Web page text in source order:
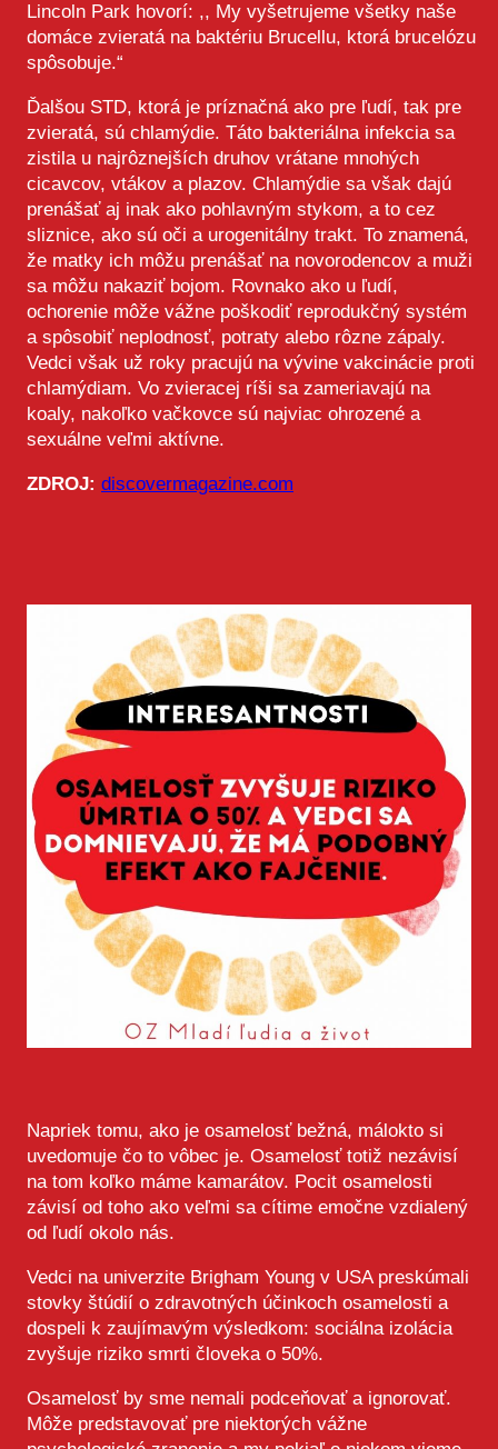
Lincoln Park hovorí: ,, My vyšetrujeme všetky naše
domáce zvieratá na baktériu Brucellu, ktorá brucelózu
spôsobuje.“
Ďalšou STD, ktorá je príznačná ako pre ľudí, tak pre
zvieratá, sú chlamýdie. Táto bakteriálna infekcia sa
zistila u najrôznejších druhov vrátane mnohých
cicavcov, vtákov a plazov. Chlamýdie sa však dajú
prenášať aj inak ako pohlavným stykom, a to cez
sliznice, ako sú oči a urogenitálny trakt. To znamená,
že matky ich môžu prenášať na novorodencov a muži
sa môžu nakaziť bojom. Rovnako ako u ľudí,
ochorenie môže vážne poškodiť reprodukčný systém
a spôsobiť neplodnosť, potraty alebo rôzne zápaly.
Vedci však už roky pracujú na vývine vakcinácie proti
chlamýdiam. Vo zvieracej ríši sa zameriavajú na
koaly, nakoľko vačkovce sú najviac ohrozené a
sexuálne veľmi aktívne.
ZDROJ: discovermagazine.com
Napriek tomu, ako je osamelosť bežná, málokto si
uvedomuje čo to vôbec je. Osamelosť totiž nezávisí
na tom koľko máme kamarátov. Pocit osamelosti
závisí od toho ako veľmi sa cítime emočne vzdialený
od ľudí okolo nás.
Vedci na univerzite Brigham Young v USA preskúmali
stovky štúdií o zdravotných účinkoch osamelosti a
dospeli k zaujímavým výsledkom: sociálna izolácia
zvyšuje riziko smrti človeka o 50%.
Osamelosť by sme nemali podceňovať a ignorovať.
Môže predstavovať pre niektorých vážne